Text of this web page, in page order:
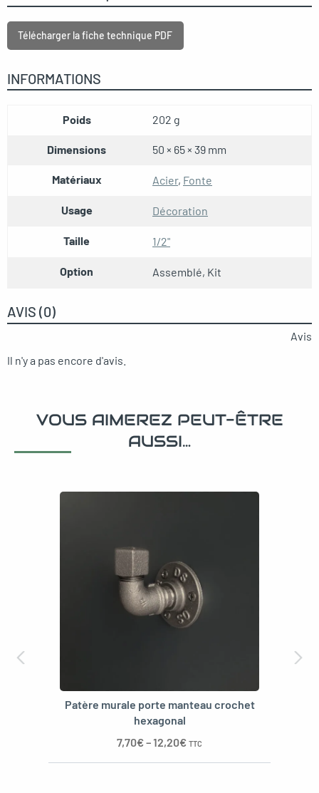
Télécharger la fiche technique PDF
INFORMATIONS
Poids 202 g
Dimensions 50 × 65 × 39 mm
Matériaux Acier, Fonte
Usage Décoration
Taille 1/2"
Option Assemblé, Kit
AVIS (0)
Avis
Il n'y a pas encore d'avis.
VOUS AIMEREZ PEUT-ÊTRE
AUSSI…
Patère murale porte manteau crochet
hexagonal
7,70€–12,20€ TTC